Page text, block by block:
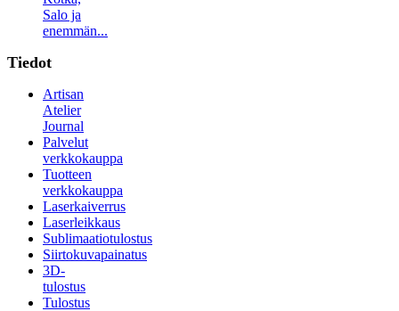
Salo ja
enemmän...
Tiedot
Artisan
Atelier
Journal
Palvelut
verkkokauppa
Tuotteen
verkkokauppa
Laserkaiverrus
Laserleikkaus
Sublimaatiotulostus
Siirtokuvapainatus
3D-
tulostus
Tulostus